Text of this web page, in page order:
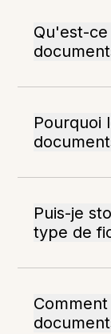
Qu'est-
Pourquoi
Puis-je
type de